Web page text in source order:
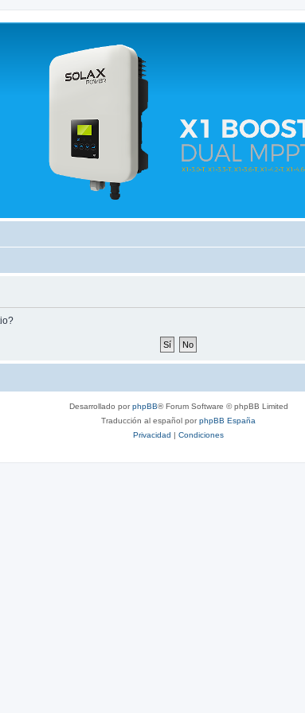
Desarrollado porphpBB® Forum Software © phpBB Limited
Traducción al español porphpBB España
Privacidad | Condiciones